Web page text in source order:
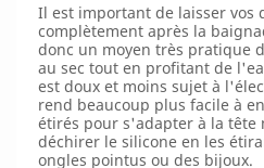
Il est important de laisser vos
complètement après la
donc un moyen très pratique
au sec tout en profitant de
est doux et moins sujet à
rend beaucoup plus facile à
étirés pour s'adapter à la tête
déchirer le silicone en les
ongles pointus ou des bijoux.